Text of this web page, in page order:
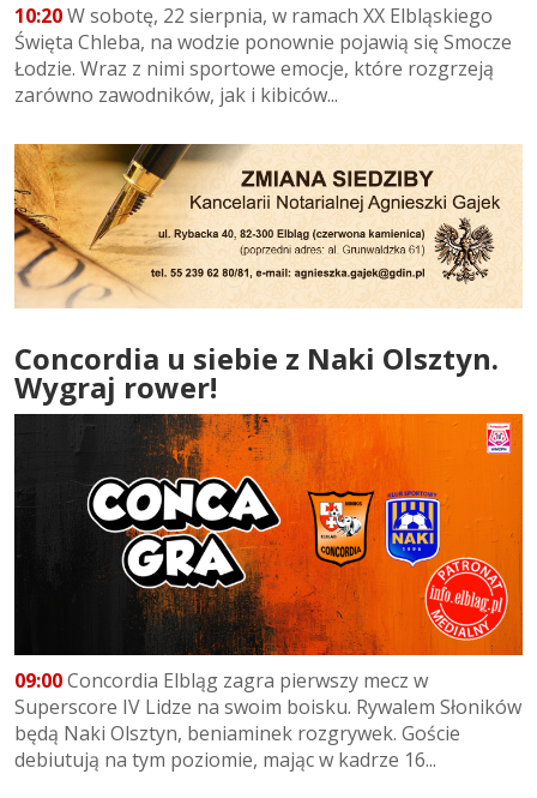
10:20W sobotę, 22 sierpnia, w ramach XX Elbląskiego
Święta Chleba, na wodzie ponownie pojawią się Smocze
Łodzie. Wraz z nimi sportowe emocje, które rozgrzeją
zarówno zawodników, jak i kibiców...
Concordia u siebie z Naki Olsztyn.
Wygraj rower!
09:00Concordia Elbląg zagra pierwszy mecz w
Superscore IV Lidze na swoim boisku. Rywalem Słoników
będą Naki Olsztyn, beniaminek rozgrywek. Goście
debiutują na tym poziomie, mając w kadrze 16...